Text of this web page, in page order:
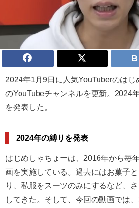
2024年1月9日に人気YouTuberのはじ
のYouTubeチャンネルを更新。2024
を発表した。
2024年の縛りを発表
はじめしゃちょーは、2016年から毎
画を実施している。過去にはお菓子
り、私服をスーツのみにするなど、
してきた。そして、今回の動画では